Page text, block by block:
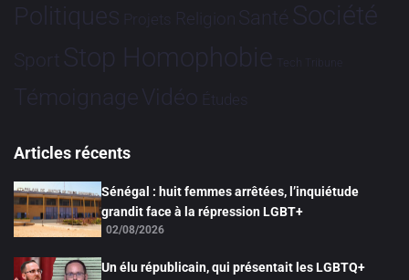
Politiques Projets Religion Santé Société
Sport Stop Homophobie Tech Tribune
TémoignageVidéo Études
Articles récents
Sénégal : huit femmes arrêtées, l’inquiétude
grandit face à la répression LGBT+
02/08/2026
Un élu républicain, qui présentait les LGBTQ+